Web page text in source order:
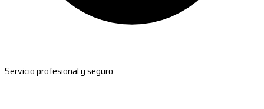
Servicio profesional y seguro